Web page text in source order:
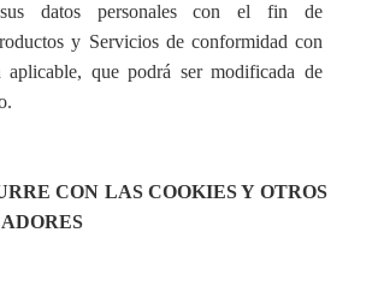
datos personalesconel fin de
roductos y Servicios de conformidad con
aplicable, que podrá ser modificada de
RRE CON LAS COOKIES Y OTROS
ADORES